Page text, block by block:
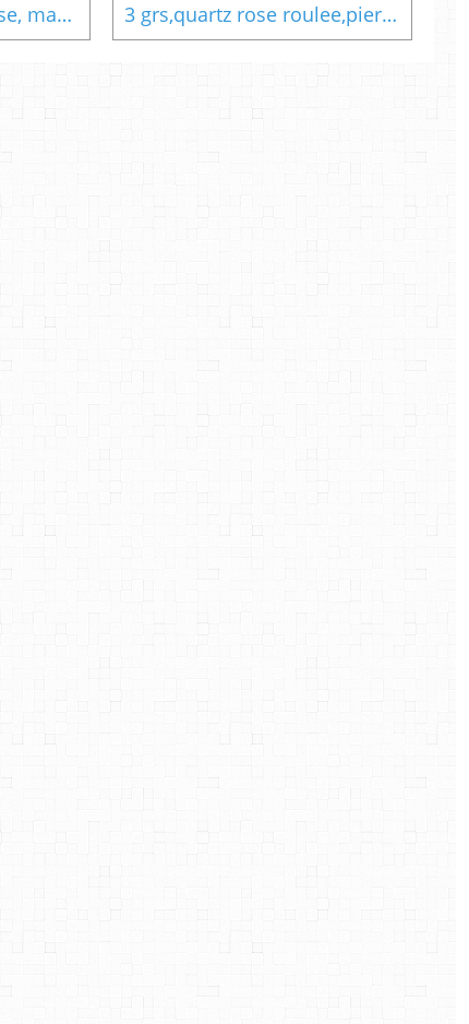
109x2cm, organza, rose, mauve, fin de stock, 50 centimes, très beau, couture, bijou, mercerie, scrapbooking, bricolage, atelier, confection 3 grs,quartz rose roulee,pierre naturelle brute translucide,decoration,diy bijou,jardin zen,feng-shui,lithotérapie,gemme,semi precieuse,rune